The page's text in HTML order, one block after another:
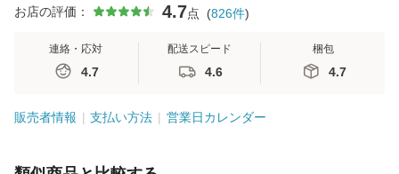
お店の評価： 4.7点 (826件)
連絡・応対
4.7
配送スピード
4.6
梱包
4.7
販売者情報 支払い方法 営業日カレンダー